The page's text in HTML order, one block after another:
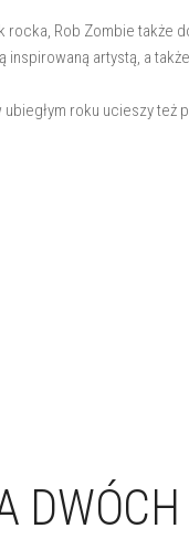
rocka, Rob Zombie także
artystą, a
roku ucieszy też